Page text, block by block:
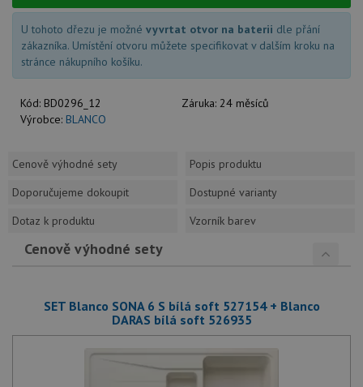
U tohoto dřezu je možné vyvrtat otvor na baterii dle přání
zákazníka. Umístění otvoru můžete specifikovat v dalším kroku na
stránce nákupního košíku.
Kód: BD0296_12 Záruka: 24 měsíců
Výrobce: BLANCO
Cenově výhodné sety
Popis produktu
Doporučujeme dokoupit
Dostupné varianty
Dotaz k produktu
Vzorník barev
Cenově výhodné sety
SET Blanco SONA 6 S bílá soft 527154 + Blanco
DARAS bílá soft 526935